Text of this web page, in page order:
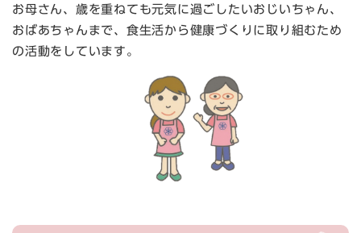
お母さん、歳を重ねても元気に過ごしたいおじいちゃん、
おばあちゃんまで、食生活から健康づくりに取り組むため
の活動をしています。